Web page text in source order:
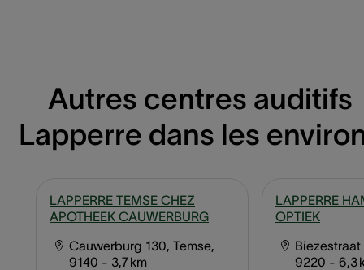
Autres centres auditifs
Lapperre dans les
LAPPERRE TEMSE CHEZ
APOTHEEK CAUWERBURG
Cauwerburg 130, Temse,
9140 - 3,7 km
LAPPERRE
OPTIEK
Biezestraat
9220 - 6,3